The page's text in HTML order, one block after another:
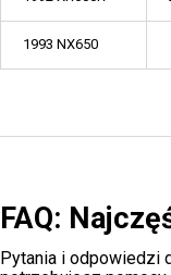
1993 NX650
FAQ:
Pytania i odpowiedzi